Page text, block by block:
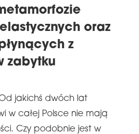
oraz
z
zabytku
Od jakichś dwóch lat
w całej Polsce nie mają
Czy podobnie jest w